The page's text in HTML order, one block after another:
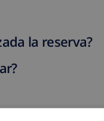
la reserva?